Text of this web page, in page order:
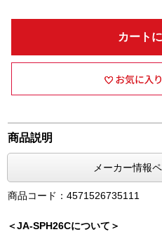
カート
商品説明
メーカー情報
商品コード：4571526735111
＜JA-SPH26Cについて＞